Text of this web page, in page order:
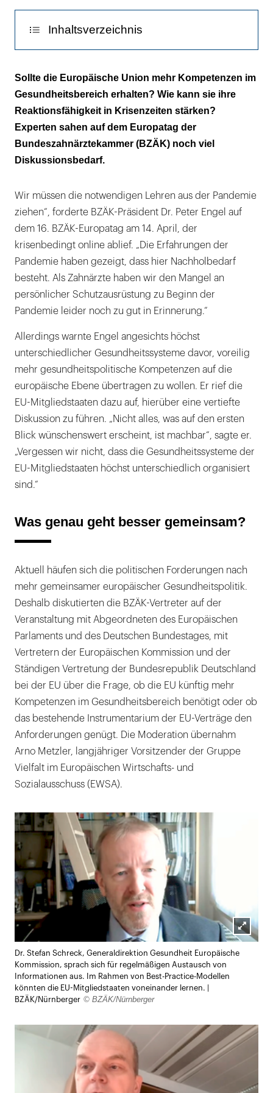
Inhaltsverzeichnis
Was genau geht besser gemeinsam?
Und was ist rechtlich möglich?
Sollte die Europäische Union mehr Kompetenzen im
Gesundheitsbereich erhalten? Wie kann sie ihre
Reaktionsfähigkeit in Krisenzeiten stärken?
Experten sahen auf dem Europatag der
Bundeszahnärztekammer (BZÄK) noch viel
Diskussionsbedarf.
Wir müssen die notwendigen Lehren aus der Pandemie
ziehen“, forderte BZÄK-Präsident Dr. Peter Engel auf
dem 16. BZÄK-Europatag am 14. April, der
krisenbedingt online ablief. „Die Erfahrungen der
Pandemie haben gezeigt, dass hier Nachholbedarf
besteht. Als Zahnärzte haben wir den Mangel an
persönlicher Schutzausrüstung zu Beginn der
Pandemie leider noch zu gut in Erinnerung.“
Allerdings warnte Engel angesichts höchst
unterschiedlicher Gesundheitssysteme davor, voreilig
mehr gesundheitspolitische Kompetenzen auf die
europäische Ebene übertragen zu wollen. Er rief die
EU-Mitgliedstaaten dazu auf, hierüber eine vertiefte
Diskussion zu führen. „Nicht alles, was auf den ersten
Blick wünschenswert erscheint, ist machbar“, sagte er.
„Vergessen wir nicht, dass die Gesundheitssysteme der
EU-Mitgliedstaaten höchst unterschiedlich organisiert
sind.“
Was genau geht besser gemeinsam?
Aktuell häufen sich die politischen Forderungen nach
mehr gemeinsamer europäischer Gesundheitspolitik.
Deshalb diskutierten die BZÄK-Vertreter auf der
Veranstaltung mit Abgeordneten des Europäischen
Parlaments und des Deutschen Bundestages, mit
Vertretern der Europäischen Kommission und der
Ständigen Vertretung der Bundesrepublik Deutschland
bei der EU über die Frage, ob die EU künftig mehr
Kompetenzen im Gesundheitsbereich benötigt oder ob
das bestehende Instrumentarium der EU-Verträge den
Anforderungen genügt. Die Moderation übernahm
Arno Metzler, langjähriger Vorsitzender der Gruppe
Vielfalt im Europäischen Wirtschafts- und
Sozialausschuss (EWSA).
Dr. Stefan Schreck, Generaldirektion Gesundheit Europäische
Kommission, sprach sich für regelmäßigen Austausch von
Informationen aus. Im Rahmen von Best-Practice-Modellen
könnten die EU-Mitgliedstaaten voneinander lernen. |
BZÄK/Nürnberger © BZÄK/Nürnberger